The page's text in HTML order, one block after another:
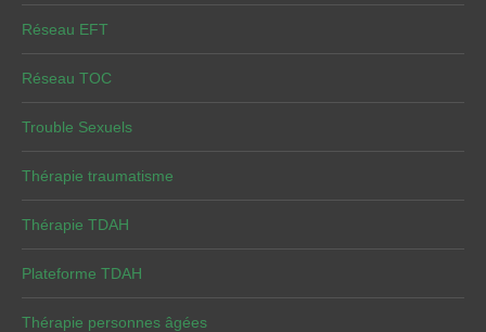
Réseau EFT
Réseau TOC
Trouble Sexuels
Thérapie traumatisme
Thérapie TDAH
Plateforme TDAH
Thérapie personnes âgées